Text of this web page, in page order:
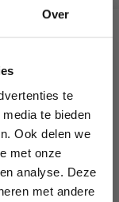
Over
te
te bieden
Ook delen we
met onze
analyse. Deze
met andere
50 %